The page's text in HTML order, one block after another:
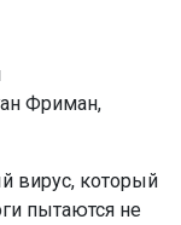
Фриман,
вирус, который
пытаются не